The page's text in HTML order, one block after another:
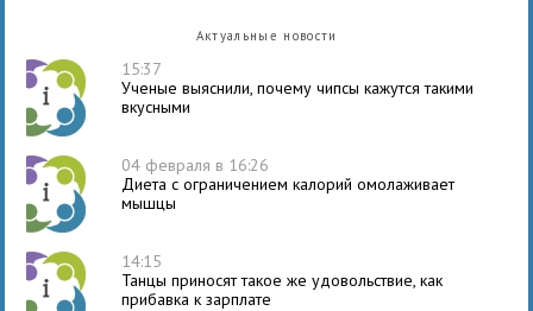
Актуальные новости
15:37
Ученые выяснили, почему чипсы кажутся такими
вкусными
04 февраля в 16:26
Диета с ограничением калорий омолаживает
мышцы
14:15
Танцы приносят такое же удовольствие, как
прибавка к зарплате